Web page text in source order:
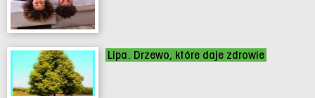
Lipa. Drzewo, które daje zdrowie